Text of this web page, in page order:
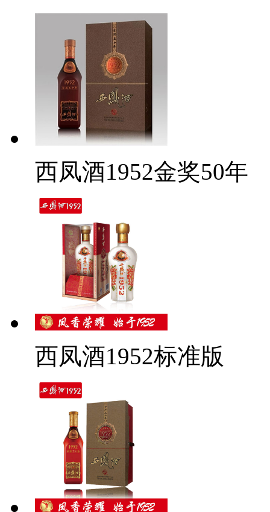
西凤酒1952金奖50年
西凤酒1952标准版